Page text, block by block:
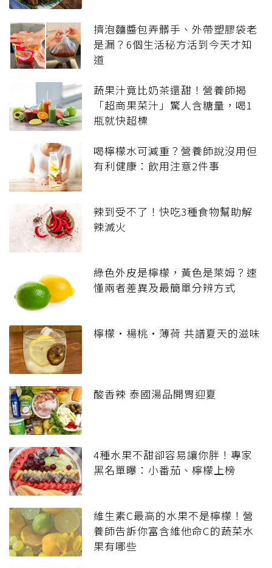
擠泡麵醬包弄髒手、外帶塑膠袋老
是漏？6個生活秘方活到今天才知
道
蔬果汁竟比奶茶還甜！營養師揭
「超商果菜汁」驚人含糖量，喝1
瓶就快超標
喝檸檬水可減重？營養師說沒用但
有利健康：飲用注意2件事
辣到受不了！快吃3種食物幫助解
辣滅火
綠色外皮是檸檬，黃色是萊姆？速
懂兩者差異及最簡單分辨方式
檸檬‧楊桃‧薄荷 共譜夏天的滋味
酸香辣 泰國湯品開胃迎夏
4種水果不甜卻容易讓你胖！專家
黑名單曝：小番茄、檸檬上榜
維生素C最高的水果不是檸檬！營
養師告訴你富含維他命C的蔬菜水
果有哪些